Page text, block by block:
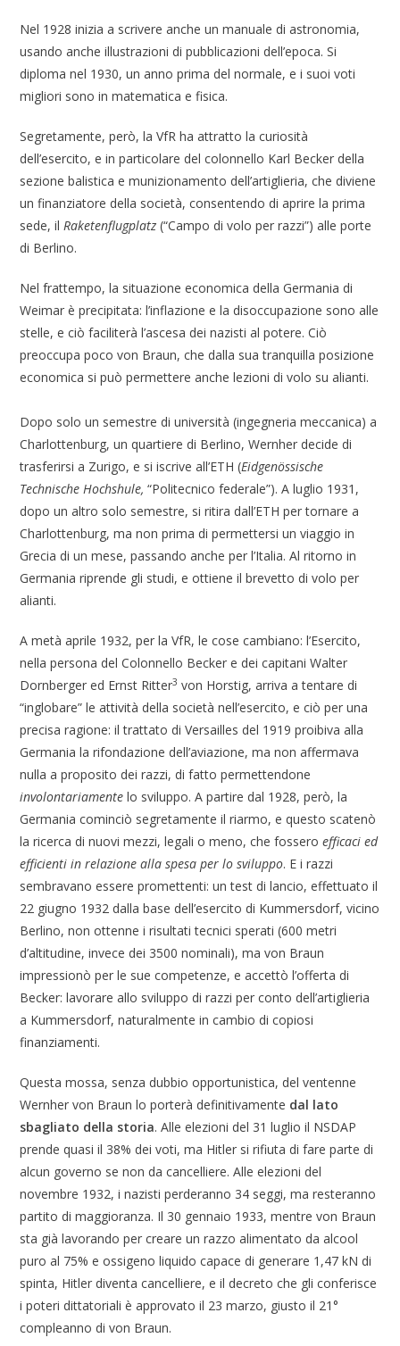
Nel 1928 inizia a scrivere anche un manuale di astronomia,
usando anche illustrazioni di pubblicazioni dell’epoca. Si
diploma nel 1930, un anno prima del normale, e i suoi voti
migliori sono in matematica e fisica.
Segretamente, però, la VfR ha attratto la curiosità
dell’esercito, e in particolare del colonnello Karl Becker della
sezione balistica e munizionamento dell’artiglieria, che diviene
un finanziatore della società, consentendo di aprire la prima
sede, ilRaketenflugplatz (“Campo di volo per razzi”) alle porte
di Berlino.
Nel frattempo, la situazione economica della Germania di
Weimar è precipitata: l’inflazione e la disoccupazione sono alle
stelle, e ciò faciliterà l’ascesa dei nazisti al potere. Ciò
preoccupa poco von Braun, che dalla sua tranquilla posizione
economica si può permettere anche lezioni di volo su alianti.
Dopo solo un semestre di università (ingegneria meccanica) a
Charlottenburg, un quartiere di Berlino, Wernher decide di
trasferirsi a Zurigo, e si iscrive all’ETH (Eidgenössische
Technische Hochshule, “Politecnico federale”). A luglio 1931,
dopo un altro solo semestre, si ritira dall’ETH per tornare a
Charlottenburg, ma non prima di permettersi un viaggio in
Grecia di un mese, passando anche per l’Italia. Al ritorno in
Germania riprende gli studi, e ottiene il brevetto di volo per
alianti.
A metà aprile 1932, per la VfR, le cose cambiano: l’Esercito,
nella persona del Colonnello Becker e dei capitani Walter
Dornberger ed Ernst Ritter3 von Horstig, arriva a tentare di
“inglobare” le attività della società nell’esercito, e ciò per una
precisa ragione: il trattato di Versailles del 1919 proibiva alla
Germania la rifondazione dell’aviazione, ma non affermava
nulla a proposito dei razzi, di fatto permettendone
involontariamente lo sviluppo. A partire dal 1928, però, la
Germania cominciò segretamente il riarmo, e questo scatenò
la ricerca di nuovi mezzi, legali o meno, che fosseroefficaci ed
efficienti in relazione alla spesa per lo sviluppo. E i razzi
sembravano essere promettenti: un test di lancio, effettuato il
22 giugno 1932 dalla base dell’esercito di Kummersdorf, vicino
Berlino, non ottenne i risultati tecnici sperati (600 metri
d’altitudine, invece dei 3500 nominali), ma von Braun
impressionò per le sue competenze, e accettò l’offerta di
Becker: lavorare allo sviluppo di razzi per conto dell’artiglieria
a Kummersdorf, naturalmente in cambio di copiosi
finanziamenti.
Questa mossa, senza dubbio opportunistica, del ventenne
Wernher von Braun lo porterà definitivamente dal lato
sbagliato della storia. Alle elezioni del 31 luglio il NSDAP
prende quasi il 38% dei voti, ma Hitler si rifiuta di fare parte di
alcun governo se non da cancelliere. Alle elezioni del
novembre 1932, i nazisti perderanno 34 seggi, ma resteranno
partito di maggioranza. Il 30 gennaio 1933, mentre von Braun
sta già lavorando per creare un razzo alimentato da alcool
puro al 75% e ossigeno liquido capace di generare 1,47 kN di
spinta, Hitler diventa cancelliere, e il decreto che gli conferisce
i poteri dittatoriali è approvato il 23 marzo, giusto il 21°
compleanno di von Braun.